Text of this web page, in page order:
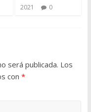
2021
0
será publicada. Los
con *